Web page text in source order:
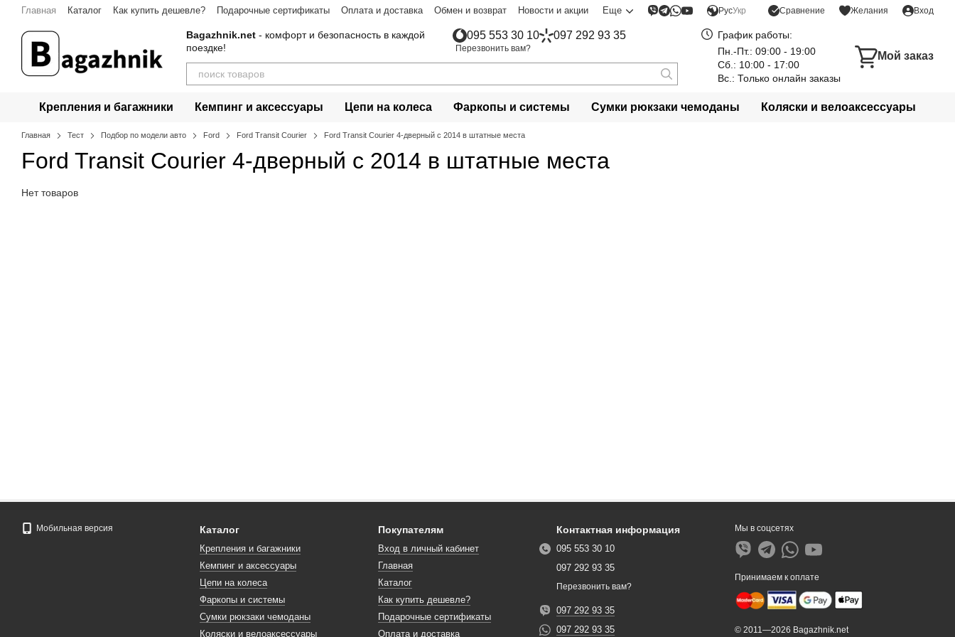
Перейти к основному контенту
Главная Каталог Как купить дешевле? Подарочные сертификаты Оплата и доставка Обмен и возврат Новости и акции Еще РусУкр Сравнение Желания Вход
Bagazhnik.net - комфорт и безопасность в каждой
поездке!
095 553 30 10 097 292 93 35
Перезвонить вам?
График работы:
Пн.-Пт.: 09:00 - 19:00
Сб.: 10:00 - 17:00
Вс.: Только онлайн заказы
Мой заказ
Крепления и багажники Кемпинг и аксессуары Цепи на колеса Фаркопы и системы Сумки рюкзаки чемоданы Коляски и велоаксессуары
Главная Тест Подбор по модели авто Ford Ford Transit Courier Ford Transit Courier 4-дверный с 2014 в штатные места
Ford Transit Courier 4-дверный с 2014 в штатные места
Нет товаров
Мобильная версия Каталог
Крепления и багажники
Кемпинг и аксессуары
Цепи на колеса
Фаркопы и системы
Сумки рюкзаки чемоданы
Коляски и велоаксессуары
Покупателям
Вход в личный кабинет
Главная
Каталог
Как купить дешевле?
Подарочные сертификаты
Оплата и доставка
Контактная информация
095 553 30 10
097 292 93 35
Перезвонить вам?
097 292 93 35
097 292 93 35
Мы в соцсетях
Принимаем к оплате
© 2011—2026 Bagazhnik.net